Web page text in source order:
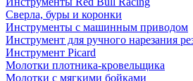
Сверла, буры и коронки
Инструменты с машинным приводом
Инструмент для ручного нарезания
Инструмент Picard
Молотки плотника-кровельщика
Молотки с мягкими бойками